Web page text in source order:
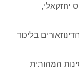
יחזקאלי,
בליכוד
המהותית